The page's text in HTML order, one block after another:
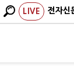
LIVE 전자신